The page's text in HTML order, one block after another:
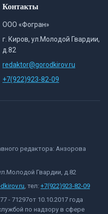
Контакты
ООО «Фогран»
г. Киров, ул.Молодой Гвардии,
д.82
redaktor@gorodkirov.ru
+7(922)923-82-09
редактора: Анзорова
Гвардии, д.82
, тел: +7(922)923-82-09
- 71297от 10.10.2017 года
по надзору в сфере